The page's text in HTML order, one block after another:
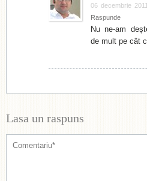
06 decembrie
Raspunde
Nu ne-am
de mult pe cât
Lasa un raspuns